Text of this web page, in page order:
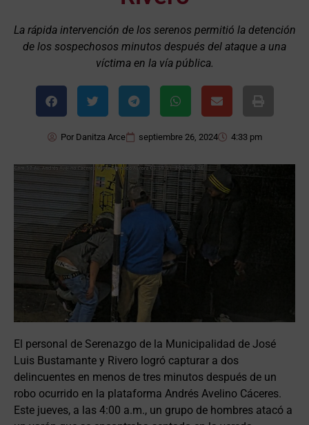
La rápida intervención de los serenos permitió la detención
de los sospechosos minutos después del ataque a una
víctima en la vía pública.
PorDanitza Arce septiembre 26, 2024 4:33 pm
El personal de Serenazgo de la Municipalidad de José
Luis Bustamante y Rivero logró capturar a dos
delincuentes en menos de tres minutos después de un
robo ocurrido en la plataforma Andrés Avelino Cáceres.
Este jueves, a las 4:00 a.m., un grupo de hombres atacó a